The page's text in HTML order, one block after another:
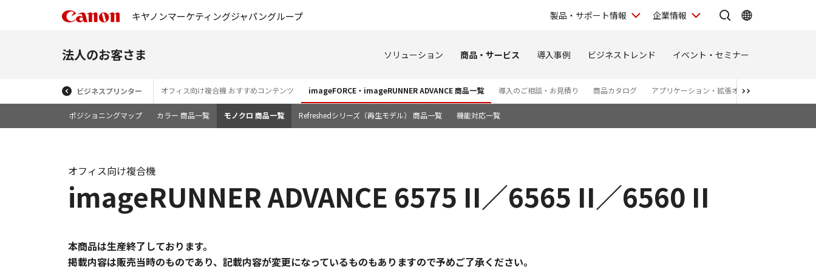
キヤノンマーケティングジャパングループ 製品・サポート情報 企業情報
法人のお客さま ソリューション 商品・サービス 導入事例 ビジネストレンド イベント・セミナー
ビジネスプリンター オフィス向け複合機 おすすめコンテンツ imageFORCE・imageRUNNER ADVANCE 商品一覧 導入のご相談・お見積り 商品カタログ アプリケーション・拡張オプション
ポジショニングマップ カラー 商品一覧 モノクロ 商品一覧 Refreshedシリーズ（再生モデル） 商品一覧 機能対応一覧
imageRUNNER ADVANCE 6575 II／6565 II／6560 II
オフィス向け複合機
本商品は生産終了しております。
掲載内容は販売当時のものであり、記載内容が変更になっているものもありますので予めご了承ください。